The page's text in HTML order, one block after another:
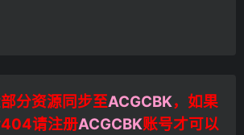
分资源同步至ACGCBK，如果
请注册ACGCBK账号才可以